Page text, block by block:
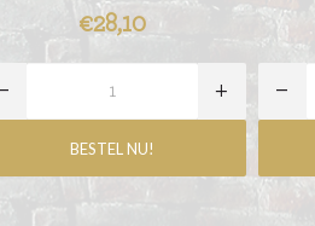
€28,10